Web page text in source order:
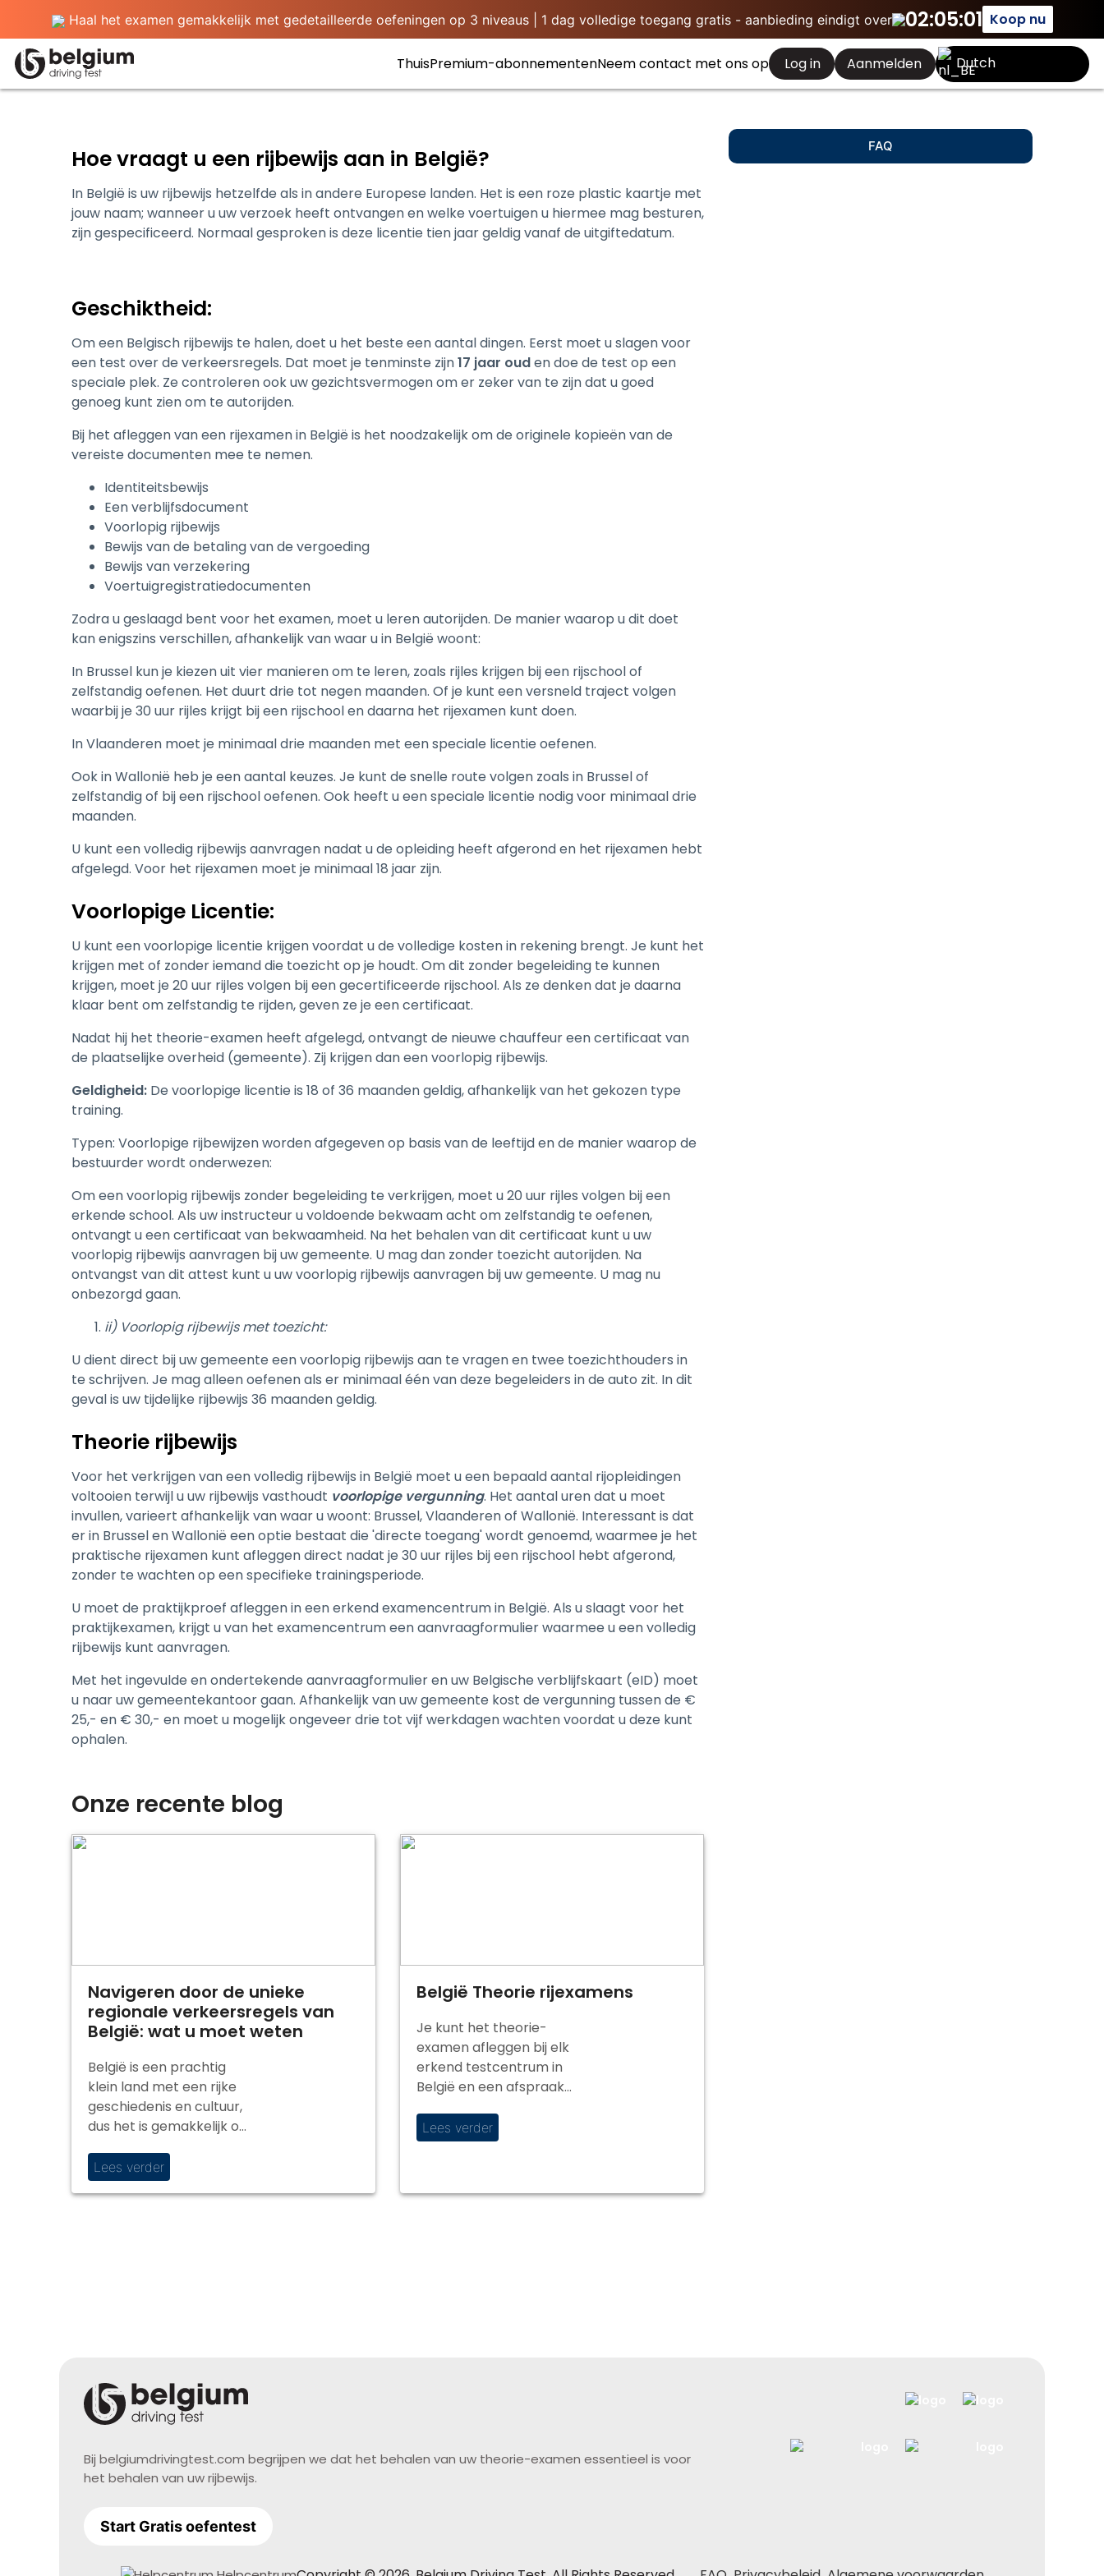
Haal het examen gemakkelijk met gedetailleerde oefeningen op 3 niveaus | 1 dag volledige toegang gratis - aanbieding eindigt over 02:05:00 Koop nu
ThuisPremium-abonnementenNeem contact met ons op Log in Aanmelden Dutch
Hoe vraagt ​​u een rijbewijs aan in België?
In België is uw rijbewijs hetzelfde als in andere Europese landen. Het is een roze plastic kaartje met
jouw naam; wanneer u uw verzoek heeft ontvangen en welke voertuigen u hiermee mag besturen,
zijn gespecificeerd. Normaal gesproken is deze licentie tien jaar geldig vanaf de uitgiftedatum.
Geschiktheid:
Om een ​​Belgisch rijbewijs te halen, doet u het beste een aantal dingen. Eerst moet u slagen voor
een test over de verkeersregels. Dat moet je tenminste zijn17 jaar ouden doe de test op een
speciale plek. Ze controleren ook uw gezichtsvermogen om er zeker van te zijn dat u goed
genoeg kunt zien om te autorijden.
Bij het afleggen van een rijexamen in België is het noodzakelijk om de originele kopieën van de
vereiste documenten mee te nemen.
Identiteitsbewijs
Een verblijfsdocument
Voorlopig rijbewijs
Bewijs van de betaling van de vergoeding
Bewijs van verzekering
Voertuigregistratiedocumenten
Zodra u geslaagd bent voor het examen, moet u leren autorijden. De manier waarop u dit doet
kan enigszins verschillen, afhankelijk van waar u in België woont:
In Brussel kun je kiezen uit vier manieren om te leren, zoals rijles krijgen bij een rijschool of
zelfstandig oefenen. Het duurt drie tot negen maanden. Of je kunt een versneld traject volgen
waarbij je 30 uur rijles krijgt bij een rijschool en daarna het rijexamen kunt doen.
In Vlaanderen moet je minimaal drie maanden met een speciale licentie oefenen.
Ook in Wallonië heb je een aantal keuzes. Je kunt de snelle route volgen zoals in Brussel of
zelfstandig of bij een rijschool oefenen. Ook heeft u een speciale licentie nodig voor minimaal drie
maanden.
U kunt een volledig rijbewijs aanvragen nadat u de opleiding heeft afgerond en het rijexamen hebt
afgelegd. Voor het rijexamen moet je minimaal 18 jaar zijn.
Voorlopige Licentie:
U kunt een voorlopige licentie krijgen voordat u de volledige kosten in rekening brengt. Je kunt het
krijgen met of zonder iemand die toezicht op je houdt. Om dit zonder begeleiding te kunnen
krijgen, moet je 20 uur rijles volgen bij een gecertificeerde rijschool. Als ze denken dat je daarna
klaar bent om zelfstandig te rijden, geven ze je een certificaat.
Nadat hij het theorie-examen heeft afgelegd, ontvangt de nieuwe chauffeur een certificaat van
de plaatselijke overheid (gemeente). Zij krijgen dan een voorlopig rijbewijs.
Geldigheid: De voorlopige licentie is 18 of 36 maanden geldig, afhankelijk van het gekozen type
training.
Typen: Voorlopige rijbewijzen worden afgegeven op basis van de leeftijd en de manier waarop de
bestuurder wordt onderwezen:
Om een ​​voorlopig rijbewijs zonder begeleiding te verkrijgen, moet u 20 uur rijles volgen bij een
erkende school. Als uw instructeur u voldoende bekwaam acht om zelfstandig te oefenen,
ontvangt u een certificaat van bekwaamheid. Na het behalen van dit certificaat kunt u uw
voorlopig rijbewijs aanvragen bij uw gemeente. U mag dan zonder toezicht autorijden. Na
ontvangst van dit attest kunt u uw voorlopig rijbewijs aanvragen bij uw gemeente. U mag nu
onbezorgd gaan.
ii) Voorlopig rijbewijs met toezicht:
U dient direct bij uw gemeente een voorlopig rijbewijs aan te vragen en twee toezichthouders in
te schrijven. Je mag alleen oefenen als er minimaal één van deze begeleiders in de auto zit. In dit
geval is uw tijdelijke rijbewijs 36 maanden geldig.
Theorie rijbewijs
Voor het verkrijgen van een volledig rijbewijs in België moet u een bepaald aantal rijopleidingen
voltooien terwijl u uw rijbewijs vasthoudt voorlopige vergunning. Het aantal uren dat u moet
invullen, varieert afhankelijk van waar u woont: Brussel, Vlaanderen of Wallonië. Interessant is dat
er in Brussel en Wallonië een optie bestaat die 'directe toegang' wordt genoemd, waarmee je het
praktische rijexamen kunt afleggen direct nadat je 30 uur rijles bij een rijschool hebt afgerond,
zonder te wachten op een specifieke trainingsperiode.
U moet de praktijkproef afleggen in een erkend examencentrum in België. Als u slaagt voor het
praktijkexamen, krijgt u van het examencentrum een ​​aanvraagformulier waarmee u een volledig
rijbewijs kunt aanvragen.
Met het ingevulde en ondertekende aanvraagformulier en uw Belgische verblijfskaart (eID) moet
u naar uw gemeentekantoor gaan. Afhankelijk van uw gemeente kost de vergunning tussen de €
25,- en € 30,- en moet u mogelijk ongeveer drie tot vijf werkdagen wachten voordat u deze kunt
ophalen.
FAQ
Onze recente blog
Navigeren door de unieke
regionale verkeersregels van
België: wat u moet weten
België is een prachtig
klein land met een rijke
geschiedenis en cultuur,
dus het is gemakkelijk om
reizen. […]
Lees verder
België Theorie rijexamens
Je kunt het theorie-
examen afleggen bij elk
erkend testcentrum in
België en een afspraak
Lees verder
Bij belgiumdrivingtest.com begrijpen we dat het behalen van uw theorie-examen essentieel is voor
het behalen van uw rijbewijs.
Start Gratis oefentest